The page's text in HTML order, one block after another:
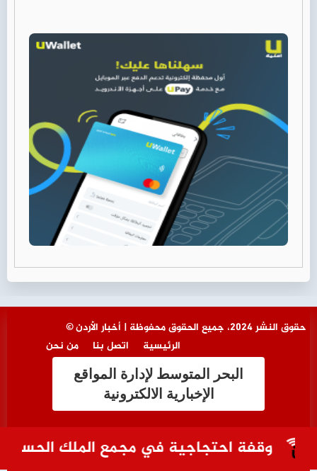
وقفة احتجاجية في مجمع الملك الحسين
© حقوق النشر 2024، جميع الحقوق محفوظة | أخبار الأردن
من نحن
اتصل بنا الرئيسية
البحر المتوسط لإدارة المواقع
الإخبارية الالكترونية